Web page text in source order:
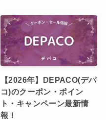
【2026年】DEPACO(デパ
コ)のクーポン・ポイン
ト・キャンペーン最新情
報！